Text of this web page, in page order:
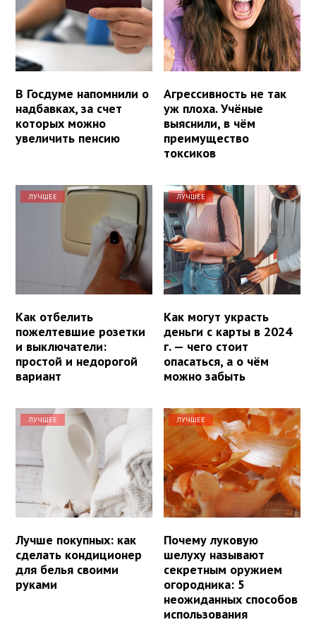
В Госдуме напомнили о
надбавках, за счет
которых можно
увеличить пенсию
Агрессивность не так
уж плоха. Учёные
выяснили, в чём
преимущество
токсиков
ЛУЧШЕЕ
Как отбелить
пожелтевшие розетки
и выключатели:
простой и недорогой
вариант
ЛУЧШЕЕ
Как могут украсть
деньги с карты в 2024
г. — чего стоит
опасаться, а о чём
можно забыть
ЛУЧШЕЕ
Лучше покупных: как
сделать кондиционер
для белья своими
руками
ЛУЧШЕЕ
Почему луковую
шелуху называют
секретным оружием
огородника: 5
неожиданных способов
использования